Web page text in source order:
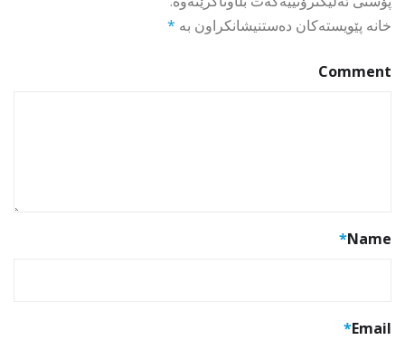
خانە پێویستەکان دەستنیشانکراون بە *
Comment
Name
*
Email
*